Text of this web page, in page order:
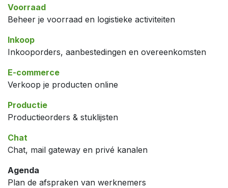
Voorraad
Beheer je voorraad en logistieke activiteiten
Inkoop
Inkooporders, aanbestedingen en overeenkomsten
E-commerce
Verkoop je producten online
Productie
Productieorders & stuklijsten
Chat
Chat, mail gateway en privé kanalen
Agenda
Plan de afspraken van werknemers